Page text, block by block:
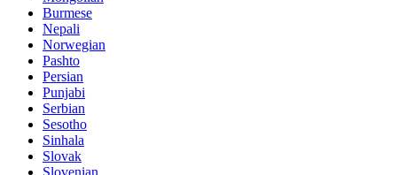
Burmese
Nepali
Norwegian
Pashto
Persian
Punjabi
Serbian
Sesotho
Sinhala
Slovak